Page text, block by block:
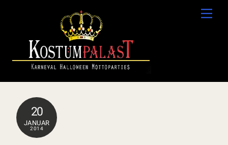
20
JANUAR
2014